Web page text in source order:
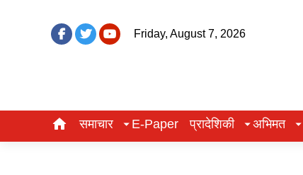
Friday, August 7, 2026
समाचार E-Paper प्रादेशिकी अभिमत